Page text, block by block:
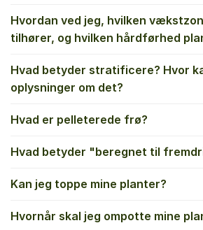
Hvordan ved jeg, hvilken
tilhører, og hvilken hårdførhed
Hvad betyder stratificere? Hvor
oplysninger om det?
Hvad er pelleterede frø?
Hvad betyder "beregnet til
Kan jeg toppe mine planter?
Hvornår skal jeg ompotte mine